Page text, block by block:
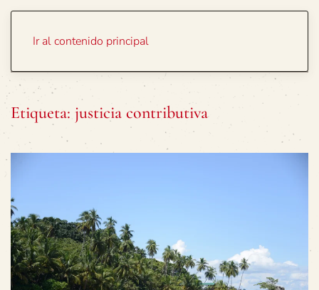
Ir al contenido principal
Etiqueta: justicia contributiva